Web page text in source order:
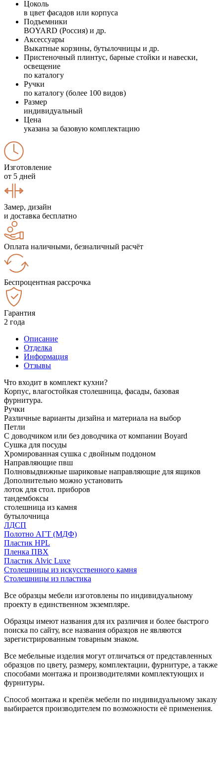
Цоколь
в цвет фасадов или корпуса
Подъемники
BOYARD (Россия) и др.
Аксессуары
Выкатные корзины, бутылочницы и др.
Пристеночный плинтус, барные стойки и навески,
освещение
по каталогу
Ручки
по каталогу (более 100 видов)
Размер
индивидуальный
Цена
указана за базовую комплектацию
Изготовление
от 5 дней
Замер, дизайн
и доставка бесплатно
Оплата наличными, безналичный расчёт
Беспроцентная рассрочка
Гарантия
2 года
Описание
Отделка
Информация
Отзывы
Что входит в комплект кухни?
Корпус, влагостойкая столешница, фасады, базовая
фурнитура.
Ручки
Различные варианты дизайна и материала на выбор
Петли
С доводчиком или без доводчика от компании Boyard
Сушка для посуды
Хромированная сушка с двойным поддоном
Направляющие пвш
Полновыдвижные шариковые направляющие для ящиков
Дополнительно можно установить
лоток для стол. приборов
тандембоксы
столешница из камня
бутылочница
ЛДСП
Полотно АГТ (МДФ)
Пластик HPL
Пленка ПВХ
Пластик Alvic Luxe
Столешницы из искусственного камня
Столешницы из пластика
Все образцы мебели изготовлены по индивидуальному
проекту в единственном экземпляре.
Образцы имеют названия для их различия и более быстрого
поиска по сайту, все названия образцов не являются
зарегистрированным товарным знаком.
Все мебельные изделия могут отличаться от представленных
образцов по цвету, размеру, комплектации, фурнитуре, а также
способами монтажа и производителями комплектующих и
фурнитуры.
Способ монтажа и крепёж мебели по индивидуальному заказу
выбирается производителем по возможности её применения.